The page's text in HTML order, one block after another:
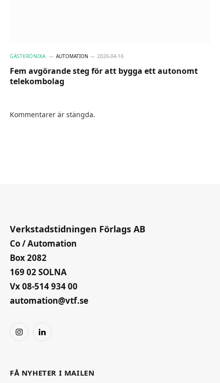
GÄSTKRÖNIKA AUTOMATION 2026-04-16
Fem avgörande steg för att bygga ett autonomt
telekombolag
Kommentarer är stängda.
Verkstadstidningen Förlags AB
Co / Automation
Box 2082
169 02 SOLNA
Vx 08-514 934 00
automation@vtf.se
InstagramLinkedIn
FÅ NYHETER I MAILEN